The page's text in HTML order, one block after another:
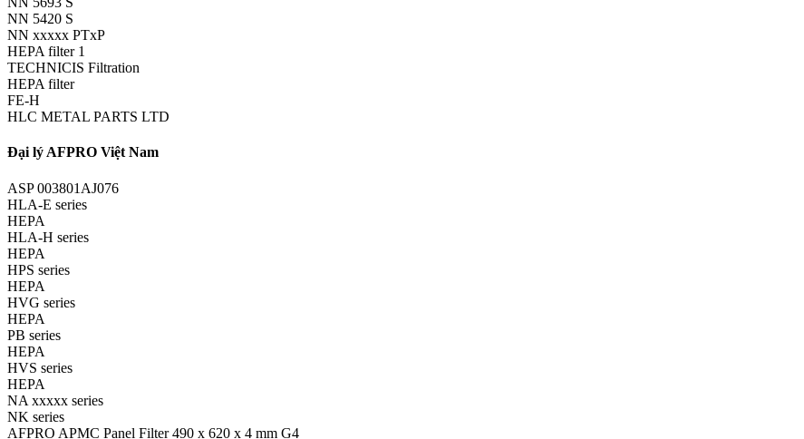
NN 5420 S
NN xxxxx PTxP
HEPA filter 1
TECHNICIS Filtration
HEPA filter
FE-H
HLC METAL PARTS LTD
Đại lý AFPRO Việt Nam
ASP 003801AJ076
HLA-E series
HEPA
HLA-H series
HEPA
HPS series
HEPA
HVG series
HEPA
PB series
HEPA
HVS series
HEPA
NA xxxxx series
NK series
AFPRO APMC Panel Filter 490 x 620 x 4 mm G4